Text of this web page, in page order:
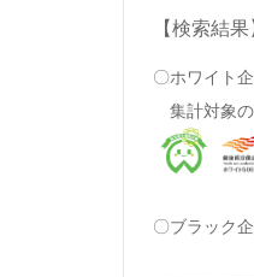
【検索結果
〇ホワイト
集計対象の
〇ブラック